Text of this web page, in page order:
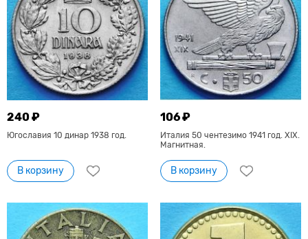
240 ₽
Югославия 10 динар 1938 год.
В корзину
106 ₽
Италия 50 чентезимо 1941 год. XIX.
Магнитная.
В корзину